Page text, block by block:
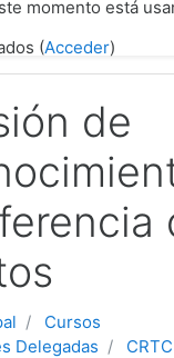
momento está
(Acceder)
de
Cursos
Delegadas
CRTC